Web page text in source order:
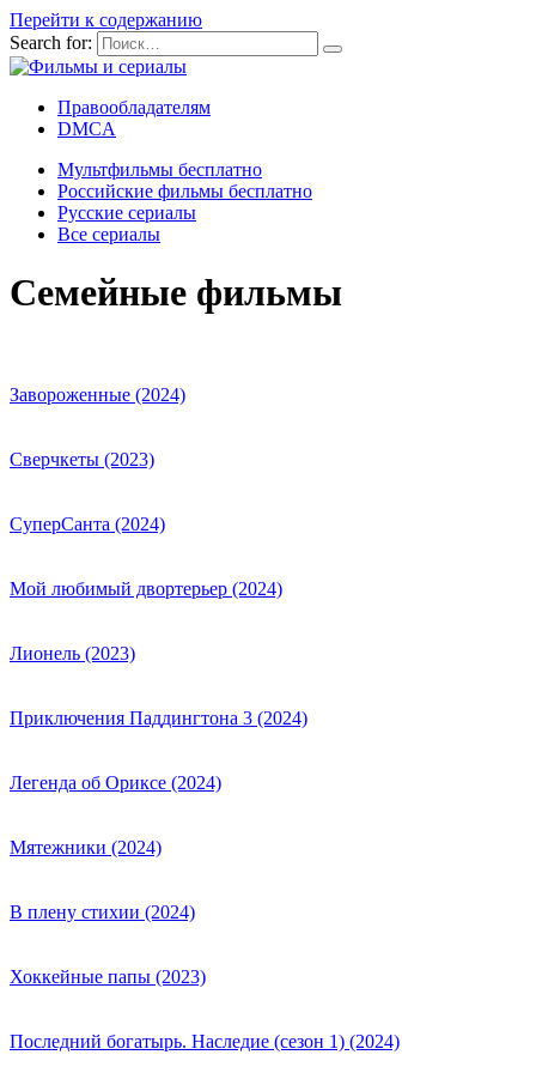
Перейти к содержанию
Search for:
Правообладателям
DMCA
Мультфильмы бесплатно
Российские фильмы бесплатно
Русские сериалы
Все сериалы
Семейные фильмы
Завороженные (2024)
Сверчкеты (2023)
СуперСанта (2024)
Мой любимый двортерьер (2024)
Лионель (2023)
Приключения Паддингтона 3 (2024)
Легенда об Ориксе (2024)
Мятежники (2024)
В плену стихии (2024)
Хоккейные папы (2023)
Последний богатырь. Наследие (сезон 1) (2024)